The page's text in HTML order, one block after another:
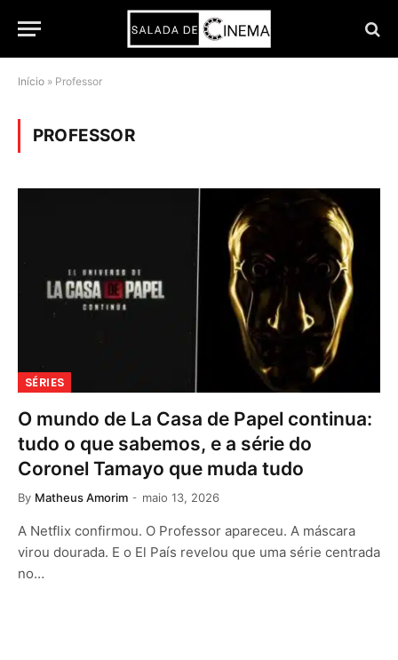
Início » Professor
PROFESSOR
SÉRIES
O mundo de La Casa de Papel continua:
tudo o que sabemos, e a série do
Coronel Tamayo que muda tudo
By Matheus Amorim maio 13, 2026
A Netflix confirmou. O Professor apareceu. A máscara
virou dourada. E o El País revelou que uma série centrada
no…